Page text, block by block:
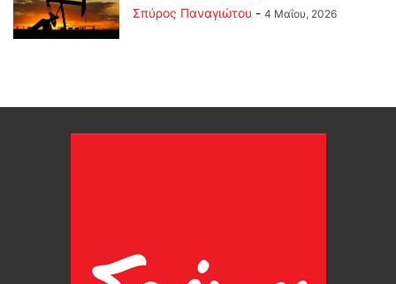
Σπύρος Παναγιώτου - 4 Μαΐου, 2026